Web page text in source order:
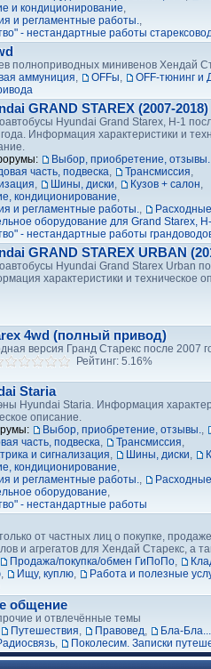
и кондиционирование,
и регламентные работы.,
- нестандартные работы
полноприводных минивенов Хендай
аммуниция, OFFы,
OFF-тюнинг и
GRAND STAREX (2007-2018)
Hyundai Grand Starex, H-1
Информация характеристики и
Выбор, приобретение, отзывы.
часть, подвеска, Трансмиссия,
, Шины, диски, Кузов + салон,
кондиционирование,
и регламентные работы.,
оборудование для Grand Starex,
- нестандартные работы
GRAND STAREX URBAN
Hyundai Grand Starex Urban
характеристики и техническое
4wd (полный привод)
версия Гранд Старекс после 2007
Рейтинг: 5.16%
Staria
Hyundai Staria. Информация
описание.
Выбор, приобретение, отзывы.,
часть, подвеска, Трансмиссия,
и сигнализация, Шины, диски,
кондиционирование,
и регламентные работы.,
оборудование,
- нестандартные работы
от частных лиц о покупке,
и агрегатов для Хендай Старекс, а
Продажа/покупка/обмен ГиПоПо,
, Ищу, куплю,
Работа и полезные
общение
и отвлечённые темы
Путешествия, Правовед,
Бла-Бла...
, Поколесим. Записки